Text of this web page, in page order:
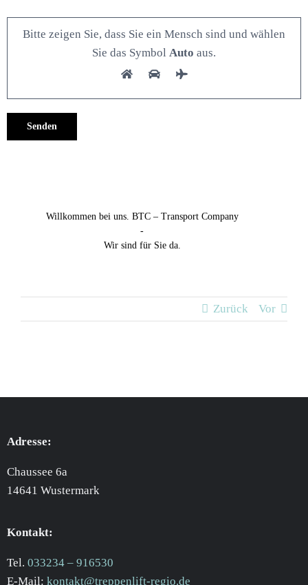
Bitte zeigen Sie, dass Sie ein Mensch sind und wählen
Sie das Symbol Auto aus.
Willkommen bei uns. BTC – Transport Company
-
Wir sind für Sie da.
Zurück Vor
Adresse:
Chaussee 6a
14641 Wustermark
Kontakt:
Tel. 033234 – 916530
E-Mail: kontakt@treppenlift-regio.de